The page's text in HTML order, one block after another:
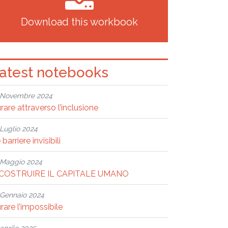
Download this workbook
notebooks
Novembre 2024
attraverso l’inclusione
Luglio 2024
barriere invisibili
Maggio 2024
IL CAPITALE UMANO
Gennaio 2024
l’impossibile